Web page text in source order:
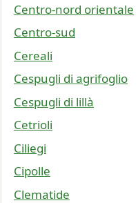
Centro-nord orientale
Centro-sud
Cereali
Cespugli di agrifoglio
Cespugli di lillà
Cetrioli
Ciliegi
Cipolle
Clematide